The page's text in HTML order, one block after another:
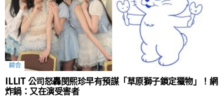
綜合
ILLIT 公司怒轟閔熙珍早有預謀「草原獅子鎖定獵物」！網
炸鍋：又在演受害者